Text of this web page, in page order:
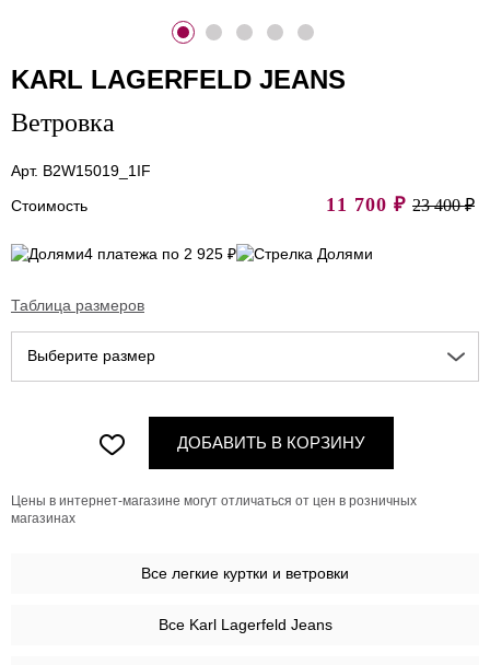
KARL LAGERFELD JEANS
Ветровка
Арт. B2W15019_1IF
Стоимость
11 700 ₽ 23 400 ₽
4 платежа по 2 925 ₽
Таблица размеров
Выберите размер
ДОБАВИТЬ В КОРЗИНУ
Цены в интернет-магазине могут отличаться от цен в розничных
магазинах
Все легкие куртки и ветровки
Все Karl Lagerfeld Jeans